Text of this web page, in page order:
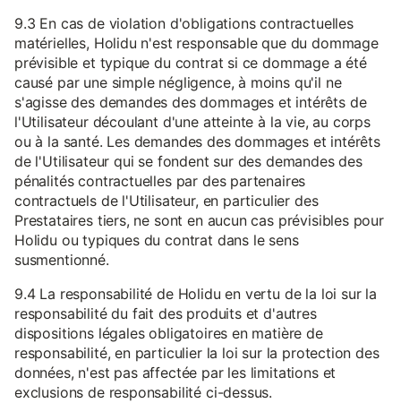
9.3 En cas de violation d'obligations contractuelles
matérielles, Holidu n'est responsable que du dommage
prévisible et typique du contrat si ce dommage a été
causé par une simple négligence, à moins qu'il ne
s'agisse des demandes des dommages et intérêts de
l'Utilisateur découlant d'une atteinte à la vie, au corps
ou à la santé. Les demandes des dommages et intérêts
de l'Utilisateur qui se fondent sur des demandes des
pénalités contractuelles par des partenaires
contractuels de l'Utilisateur, en particulier des
Prestataires tiers, ne sont en aucun cas prévisibles pour
Holidu ou typiques du contrat dans le sens
susmentionné.
9.4 La responsabilité de Holidu en vertu de la loi sur la
responsabilité du fait des produits et d'autres
dispositions légales obligatoires en matière de
responsabilité, en particulier la loi sur la protection des
données, n'est pas affectée par les limitations et
exclusions de responsabilité ci-dessus.